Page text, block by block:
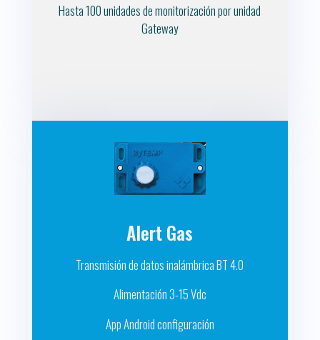
Hasta 100 unidades de monitorización por unidad
Gateway
Alert Gas
Transmisión de datos inalámbrica BT 4.0
Alimentación 3-15 Vdc
App Android configuración